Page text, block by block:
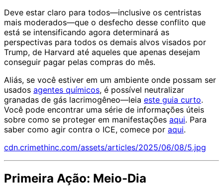
Deve estar claro para todos—inclusive os centristas
mais moderados—que o desfecho desse conflito que
está se intensificando agora determinará as
perspectivas para todos os demais alvos visados por
Trump, de Harvard até aqueles que apenas desejam
conseguir pagar pelas compras do mês.
Aliás, se você estiver em um ambiente onde possam ser
usados agentes químicos, é possível neutralizar
granadas de gás lacrimogêneo—leia este guia curto.
Você pode encontrar uma série de informações úteis
sobre como se proteger em manifestações aqui. Para
saber como agir contra o ICE, comece por aqui.
cdn.crimethinc.com/assets/articles/2025/06/08/5.jpg
Primeira Ação: Meio-Dia